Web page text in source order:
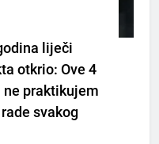
liječi
otkrio: Ove 4
praktikujem
svakog